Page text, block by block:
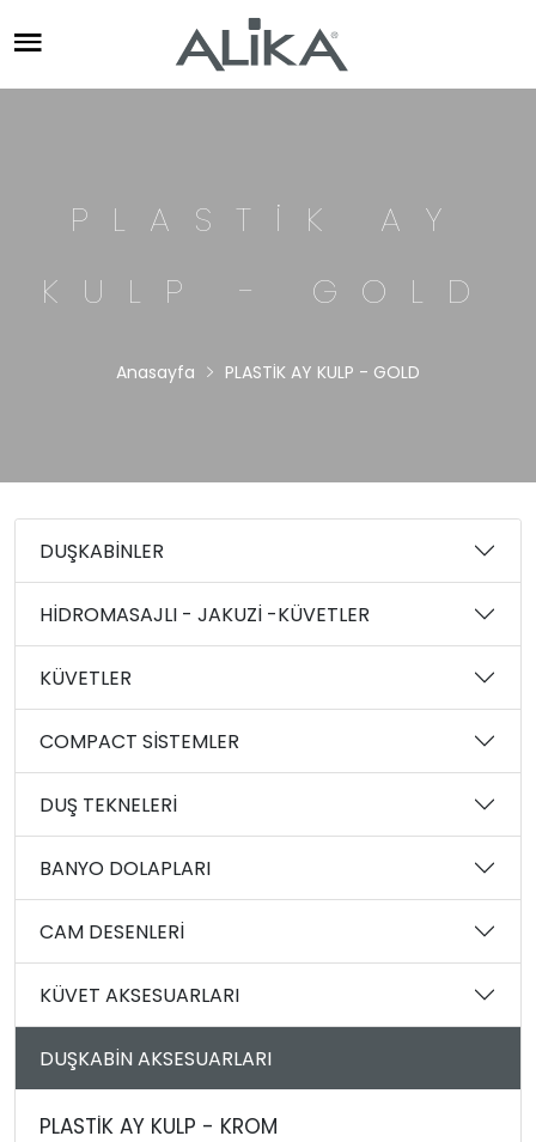
PLASTİK AY
KULP - GOLD
Anasayfa PLASTİK AY KULP - GOLD
DUŞKABİNLER
HİDROMASAJLI - JAKUZİ -KÜVETLER
KÜVETLER
COMPACT SİSTEMLER
DUŞ TEKNELERİ
BANYO DOLAPLARI
CAM DESENLERİ
KÜVET AKSESUARLARI
DUŞKABİN AKSESUARLARI
PLASTİK AY KULP - KROM